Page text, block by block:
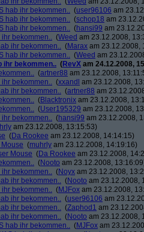
hab ihr bekommen.. (user96106 am
hab ihr bekommen.. (schop18 am
hab ihr bekommen.. (hansi99 am
bekommen.. (Weed am 23.12.2008,
ihr bekommen.. (Marax am 23.12.2008,
hab ihr bekommen.. (Weed am
ihr bekommen.. (RevX am 24.12.2008,
(artner88 am 23.12.2008,
bekommen.. (xxandl am 23.12.2008,
ihr bekommen.. (artner88 am
(Blacktronix am 23.12.2008,
(User195329 am 23.12.2008,
bekommen.. (hansi99 am 23.12.2008,
am 23.12.2008, 13:15:53)
(Da Rookee am 23.12.2008, 14:14:15)
(muhrly am 23.12.2008, 14:19:16)
Mouse (Da Rookee am 23.12.2008,
(Nooto am 23.12.2008,
bekommen.. (Noyx am 23.12.2008,
ihr bekommen.. (Nooto am 23.12.2008,
bekommen.. (MJFox am 23.12.2008,
ihr bekommen.. (user96106 am
ihr bekommen.. (Zaphod1 am
ihr bekommen.. (Nooto am 23.12.2008,
hab ihr bekommen.. (MJFox am